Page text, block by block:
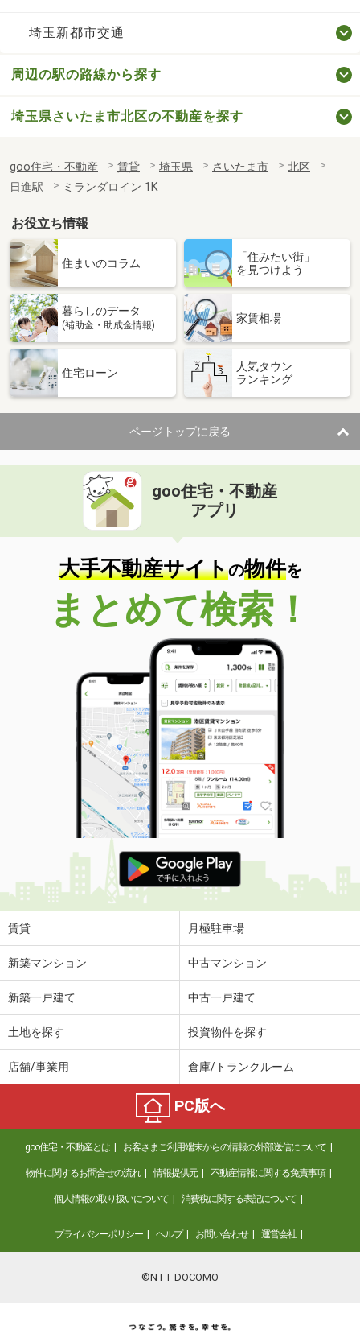
埼玉新都市交通
周辺の駅の路線から探す
埼玉県さいたま市北区の不動産を探す
goo住宅・不動産 賃貸 埼玉県 さいたま市
北区
日進駅
ミランダロイン 1K
お役立ち情報
住まいのコラム
「住みたい街」
を見つけよう
暮らしのデータ
(補助金・助成金情報)
家賃相場
住宅ローン
人気タウン
ランキング
ページトップに戻る
goo住宅・不動産
アプリ
大手不動産サイトの物件を
まとめて検索！
賃貸 月極駐車場
新築マンション 中古マンション
新築一戸建て 中古一戸建て
土地を探す 投資物件を探す
店舗/事業用 倉庫/トランクルーム
PC版へ
goo住宅・不動産とは お客さまご利用端末からの情報の外部送信について
物件に関するお問合せの流れ 情報提供元 不動産情報に関する免責事項
個人情報の取り扱いについて 消費税に関する表記について
プライバシーポリシー ヘルプ お問い合わせ 運営会社
©NTT DOCOMO